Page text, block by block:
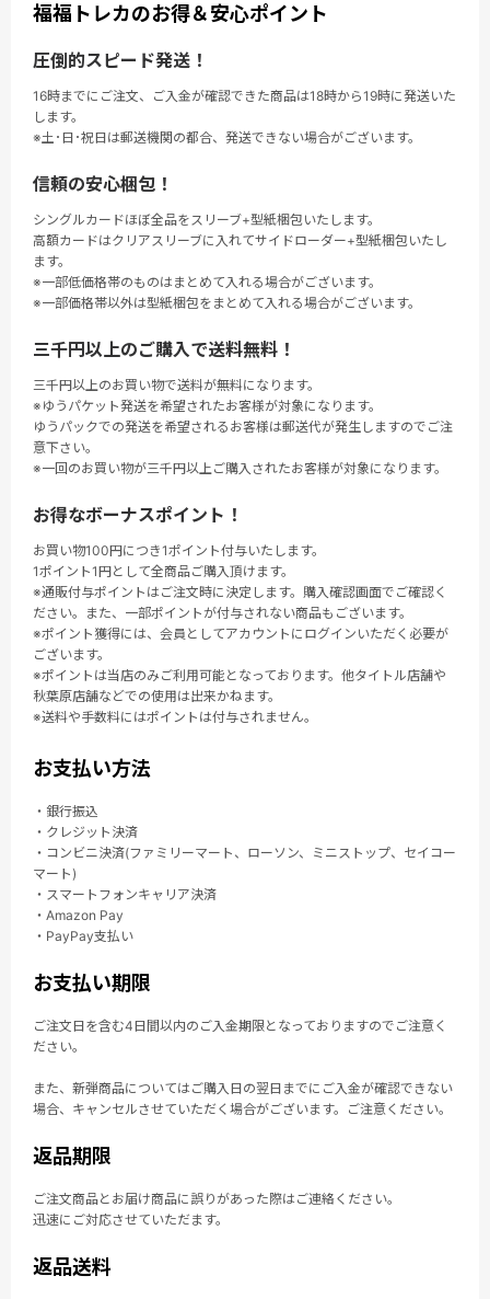
福福トレカのお得＆安心ポイント
圧倒的スピード発送！
16時までにご注文、ご入金が確認できた商品は18時から19時に発送いた
します。
※土･日･祝日は郵送機関の都合、発送できない場合がございます。
信頼の安心梱包！
シングルカードほぼ全品をスリーブ+型紙梱包いたします。
高額カードはクリアスリーブに入れてサイドローダー+型紙梱包いたし
ます。
※一部低価格帯のものはまとめて入れる場合がございます。
※一部価格帯以外は型紙梱包をまとめて入れる場合がございます。
三千円以上のご購入で送料無料！
三千円以上のお買い物で送料が無料になります。
※ゆうパケット発送を希望されたお客様が対象になります。
ゆうパックでの発送を希望されるお客様は郵送代が発生しますのでご注
意下さい。
※一回のお買い物が三千円以上ご購入されたお客様が対象になります。
お得なボーナスポイント！
お買い物100円につき1ポイント付与いたします。
1ポイント1円として全商品ご購入頂けます。
※通販付与ポイントはご注文時に決定します。購入確認画面でご確認く
ださい。また、一部ポイントが付与されない商品もございます。
※ポイント獲得には、会員としてアカウントにログインいただく必要が
ございます。
※ポイントは当店のみご利用可能となっております。他タイトル店舗や
秋葉原店舗などでの使用は出来かねます。
※送料や手数料にはポイントは付与されません。
お支払い方法
・銀行振込
・クレジット決済
・コンビニ決済(ファミリーマート、ローソン、ミニストップ、セイコー
マート)
・スマートフォンキャリア決済
・Amazon Pay
・PayPay支払い
お支払い期限
ご注文日を含む4日間以内のご入金期限となっておりますのでご注意く
ださい。
また、新弾商品についてはご購入日の翌日までにご入金が確認できない
場合、キャンセルさせていただく場合がございます。ご注意ください。
返品期限
ご注文商品とお届け商品に誤りがあった際はご連絡ください。
迅速にご対応させていただます。
返品送料